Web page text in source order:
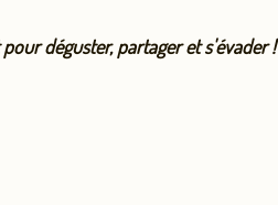
déguster, partager et s'évader